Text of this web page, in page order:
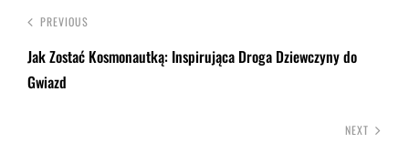
PREVIOUS
Jak Zostać Kosmonautką: Inspirująca Droga Dziewczyny do
Gwiazd
NEXT